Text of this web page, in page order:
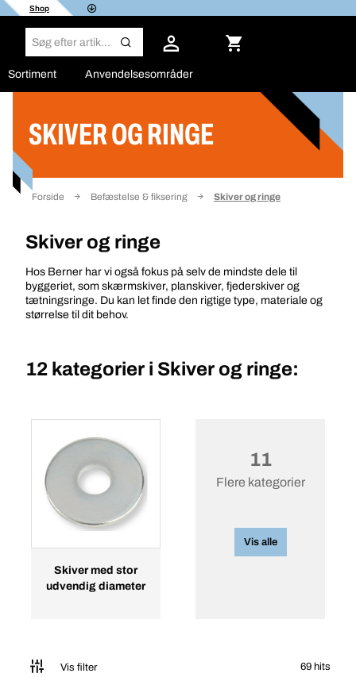
Shop
Sortiment Anvendelsesområder
SKIVER OG RINGE
Forside Befæstelse & fiksering Skiver og ringe
Skiver og ringe
Hos Berner har vi også fokus på selv de mindste dele til
byggeriet, som skærmskiver, planskiver, fjederskiver og
tætningsringe. Du kan let finde den rigtige type, materiale og
størrelse til dit behov.
12 kategorier i Skiver og ringe:
Skiver med stor
udvendig diameter
11
Flere kategorier
Vis alle
Vis filter 69 hits
Filter